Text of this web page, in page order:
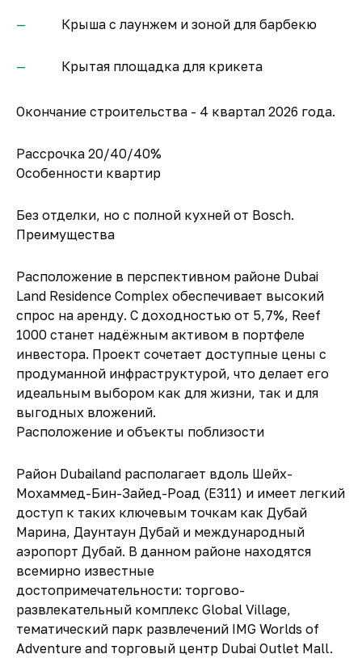
Крыша с лаунжем и зоной для барбекю
Крытая площадка для крикета
Окончание строительства - 4 квартал 2026 года.
Рассрочка 20/40/40%
Особенности квартир
Без отделки, но с полной кухней от Bosch.
Преимущества
Расположение в перспективном районе Dubai
Land Residence Complex обеспечивает высокий
спрос на аренду. С доходностью от 5,7%, Reef
1000 станет надёжным активом в портфеле
инвестора. Проект сочетает доступные цены с
продуманной инфраструктурой, что делает его
идеальным выбором как для жизни, так и для
выгодных вложений.
Расположение и объекты поблизости
Район Dubailand располагает вдоль Шейх-
Мохаммед-Бин-Зайед-Роад (Е311) и имеет легкий
доступ к таких ключевым точкам как Дубай
Марина, Даунтаун Дубай и международный
аэропорт Дубай. В данном районе находятся
всемирно известные
достопримечательности: торгово-
развлекательный комплекс Global Village,
тематический парк развлечений IMG Worlds of
Adventure and торговый центр Dubai Outlet Mall.